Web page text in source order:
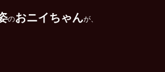
のおニイちゃんが、